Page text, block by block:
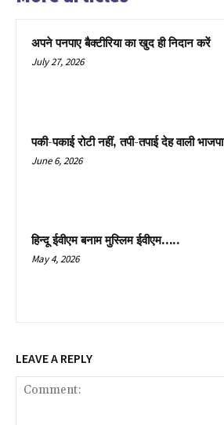
अपने पनपाए बैक्टीरिया का खुद ही निदान करें
July 27, 2026
पकी-पकाई रोटी नहीं, तपी-तपाई देह वाली भाजपा
June 6, 2026
हिन्दू ईवीएम बनाम मुस्लिम ईवीएम…..
May 4, 2026
LEAVE A REPLY